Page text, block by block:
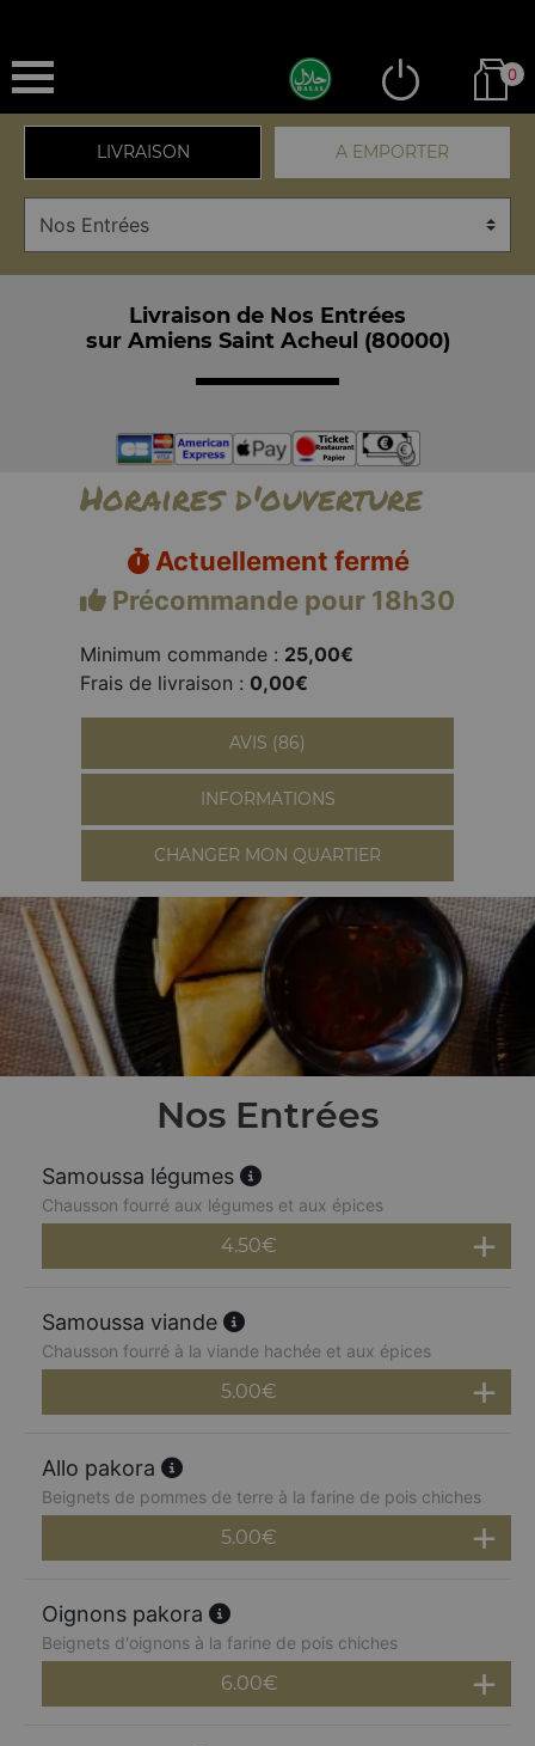
0
LIVRAISON A EMPORTER
Livraison de Nos Entrées
sur Amiens Saint Acheul (80000)
Horaires d'ouverture
Actuellement fermé
Précommande pour 18h30
Minimum commande : 25,00€
Frais de livraison : 0,00€
AVIS (86)
INFORMATIONS
CHANGER MON QUARTIER
Nos Entrées
Samoussa légumes
Chausson fourré aux légumes et aux épices
4.50€
Samoussa viande
Chausson fourré à la viande hachée et aux épices
5.00€
Allo pakora
Beignets de pommes de terre à la farine de pois chiches
5.00€
Oignons pakora
Beignets d'oignons à la farine de pois chiches
6.00€